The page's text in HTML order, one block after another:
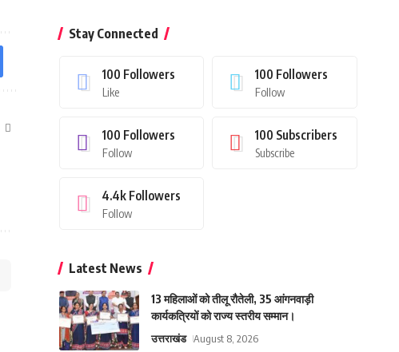
Stay Connected
100 Followers
Like
100 Followers
Follow
100 Followers
Follow
100 Subscribers
Subscribe
4.4k Followers
Follow
Latest News
13 महिलाओं को तीलू रौतेली, 35 आंगनवाड़ी
कार्यकत्रियों को राज्य स्तरीय सम्मान।
उत्तराखंड August 8, 2026